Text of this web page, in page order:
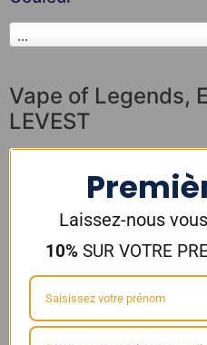
...
Vape of Legends,
LEVEST
Laissez-nous
10%SUR VOTRE